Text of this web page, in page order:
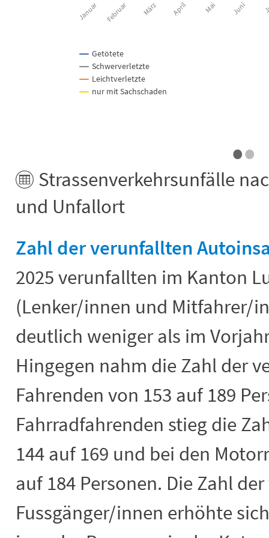
Getötete
Schwerverletzte
Leichtverletzte
nur mit Sachschaden
Januar Februar März April Mai Juni
••
Strassenverkehrsunfälle
und Unfallort
Zahl der verunfallten
2025 verunfallten im Kanton
(Lenker/innen und Mitfahrer/
deutlich weniger als im
Hingegen nahm die Zahl der
Fahrenden von 153 auf 189
Fahrradfahrenden stieg die
144 auf 169 und bei den
auf 184 Personen. Die Zahl
Fussgänger/innen erhöhte